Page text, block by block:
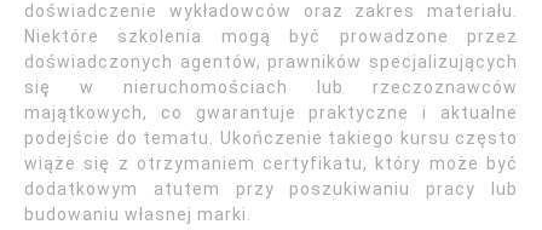
doświadczenie wykładowców oraz zakres materiału.
Niektóre szkolenia mogą być prowadzone przez
doświadczonych agentów, prawników specjalizujących
się w nieruchomościach lub rzeczoznawców
majątkowych, co gwarantuje praktyczne i aktualne
podejście do tematu. Ukończenie takiego kursu często
wiąże się z otrzymaniem certyfikatu, który może być
dodatkowym atutem przy poszukiwaniu pracy lub
budowaniu własnej marki.